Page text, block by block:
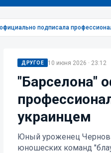
подписала
ДРУГОЕ 10 июня 2026 · 23:12
"Барселона"
украинцем
Юный уроженец
юношеских команд